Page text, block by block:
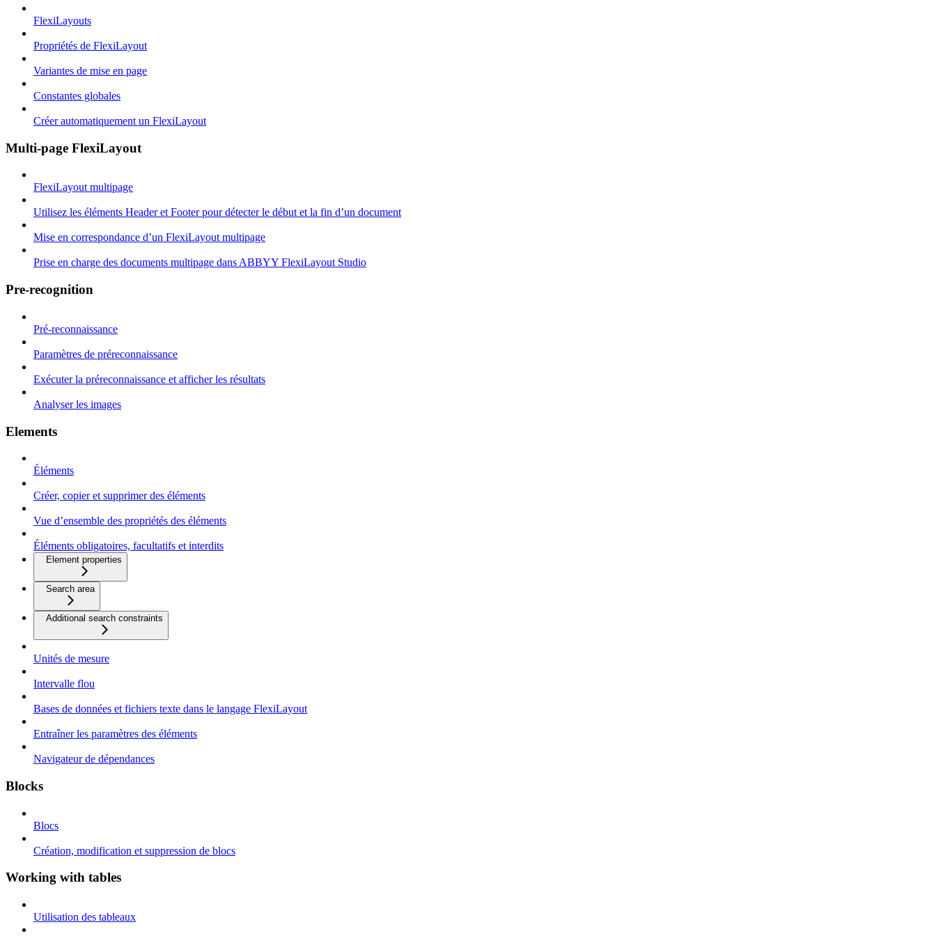
FlexiLayouts
Propriétés de FlexiLayout
Variantes de mise en page
Constantes globales
Créer automatiquement un FlexiLayout
Multi-page FlexiLayout
FlexiLayout multipage
Utilisez les éléments Header et Footer pour détecter le début et la fin d’un document
Mise en correspondance d’un FlexiLayout multipage
Prise en charge des documents multipage dans ABBYY FlexiLayout Studio
Pre-recognition
Pré-reconnaissance
Paramètres de préreconnaissance
Exécuter la préreconnaissance et afficher les résultats
Analyser les images
Elements
Éléments
Créer, copier et supprimer des éléments
Vue d’ensemble des propriétés des éléments
Éléments obligatoires, facultatifs et interdits
Element properties
Search area
Additional search constraints
Unités de mesure
Intervalle flou
Bases de données et fichiers texte dans le langage FlexiLayout
Entraîner les paramètres des éléments
Navigateur de dépendances
Blocks
Blocs
Création, modification et suppression de blocs
Working with tables
Utilisation des tableaux